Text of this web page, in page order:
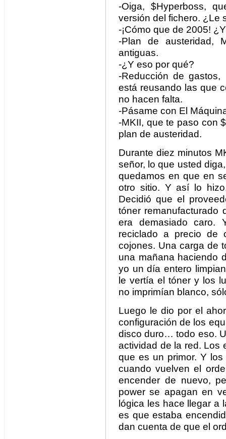
-Oiga, $Hyperboss,
versión del fichero. ¿Le
-¡Cómo que de 2005!
-Plan de austeridad,
antiguas.
-¿Y eso por qué?
-Reducción de
está reusando las que
no hacen falta.
-Pásame con El
-MKII, que te paso con
plan de austeridad.
Durante diez minutos
señor, lo que usted
quedamos en que en
otro sitio. Y así lo
Decidió que el
tóner remanufacturado
era demasiado caro.
reciclado a precio de
cojones. Una carga de
una mañana haciendo
yo un día entero
le vertía el tóner y los
no imprimían blanco,
Luego le dio por el
configuración de los
disco duro… todo eso.
actividad de la red. Los
que es un primor. Y
cuando vuelven el
encender de nuevo,
power se apagan en
lógica les hace llegar a
es que estaba
dan cuenta de que el